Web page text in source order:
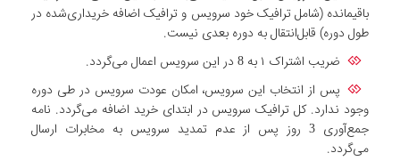
باقیمانده (شامل ترافیک خود سرویس و ترافیک اضافه خریداری‌شده در
طول دوره) قابل‌انتقال به دوره بعدی نیست.
ضریب اشتراک ۱ به 8 در این سرویس اعمال می‌گردد.
پس از انتخاب این سرویس، امکان عودت سرویس در طی دوره
وجود ندارد. کل ترافیک سرویس در ابتدای خرید اضافه می‌گردد. نامه
جمع‌آوری 3 روز پس از عدم تمدید سرویس به مخابرات ارسال
می‌گردد.